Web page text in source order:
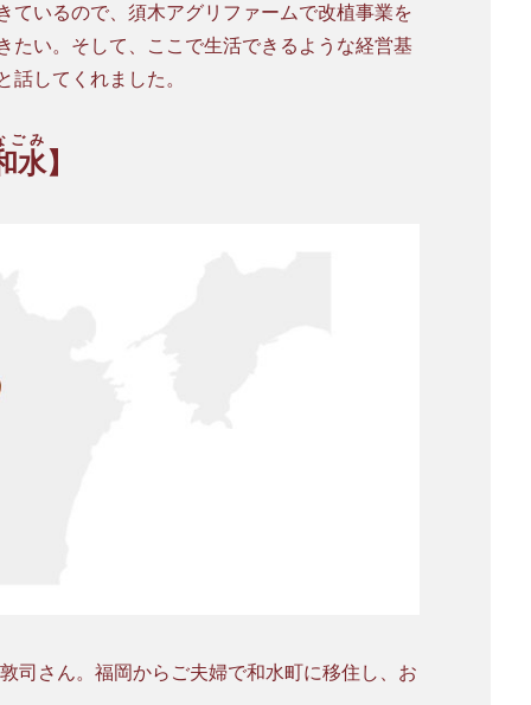
ているので、須木アグリファームで改植事業を
たい。そして、ここで生活できるような経営基
してくれました。
水
ごみ
】
司さん。福岡からご夫婦で和水町に移住し、お